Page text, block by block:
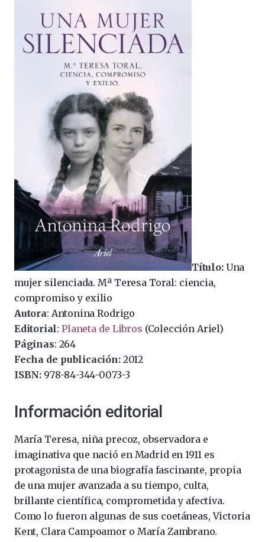
Título: Una
mujer silenciada. Mª Teresa Toral: ciencia,
compromiso y exilio
Autora: Antonina Rodrigo
Editorial:Planeta de Libros (Colección Ariel)
Páginas: 264
Fecha de publicación:2012
ISBN: 978-84-344-0073-3
Información editorial
María Teresa, niña precoz, observadora e
imaginativa que nació en Madrid en 1911 es
protagonista de una biografía fascinante, propia
de una mujer avanzada a su tiempo, culta,
brillante científica, comprometida y afectiva.
Como lo fueron algunas de sus coetáneas, Victoria
Kent, Clara Campoamor o María Zambrano.